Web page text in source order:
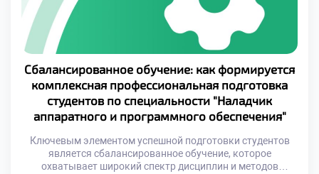
Сбалансированное обучение: как формируется
комплексная профессиональная подготовка
студентов по специальности "Наладчик
аппаратного и программного обеспечения"
Ключевым элементом успешной подготовки студентов
является сбалансированное обучение, которое
охватывает широкий спектр дисциплин и методов